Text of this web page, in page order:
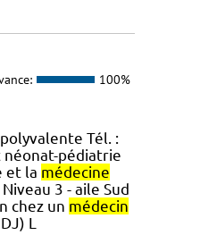
100%
Tél. :
pédiatrie
et la médecine
3 - aile Sud
chez un médecin
L